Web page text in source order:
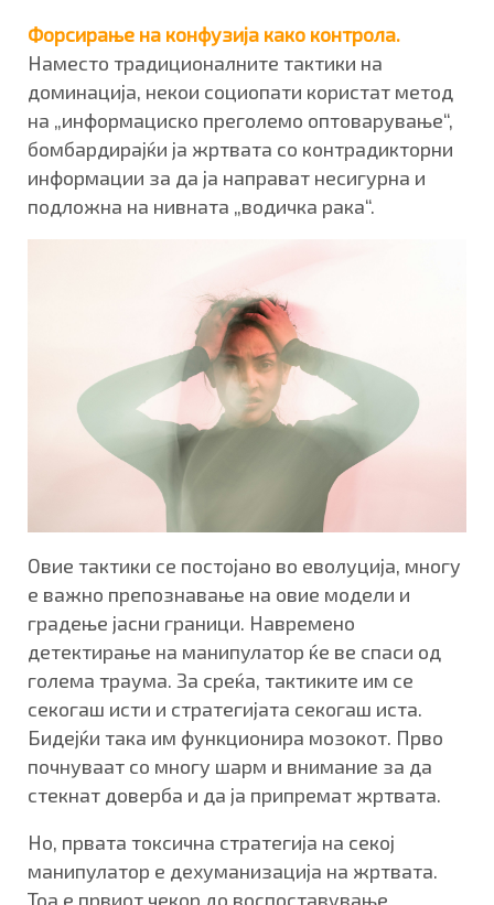
Форсирање на конфузија како контрола.
Наместо традиционалните тактики на
доминација, некои социопати користат метод
на „информациско преголемо оптоварување“,
бомбардирајќи ја жртвата со контрадикторни
информации за да ја направат несигурна и
подложна на нивната „водичка рака“.
Овие тактики се постојано во еволуција, многу
е важно препознавање на овие модели и
градење јасни граници. Навремено
детектирање на манипулатор ќе ве спаси од
голема траума. За среќа, тактиките им се
секогаш исти и стратегијата секогаш иста.
Бидејќи така им функционира мозокот. Прво
почнуваат со многу шарм и внимание за да
стекнат доверба и да ја припремат жртвата.
Но, првата токсична стратегија на секој
манипулатор е дехуманизација на жртвата.
Тоа е првиот чекор до воспоставување